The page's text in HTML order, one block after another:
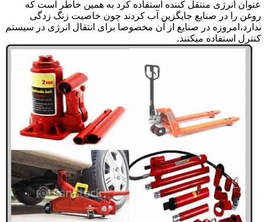
عنوان انرژی منتقل کننده استفاده کرد به همین خاطر است که
روغن را در صنایع جایگزین آب کردند چون خاصیت زنگ زدگی
ندارد،امروزه در صنایع از آن مخصوصا برای انتقال انرژی در سیستم
کنترل استفاده میکنند.